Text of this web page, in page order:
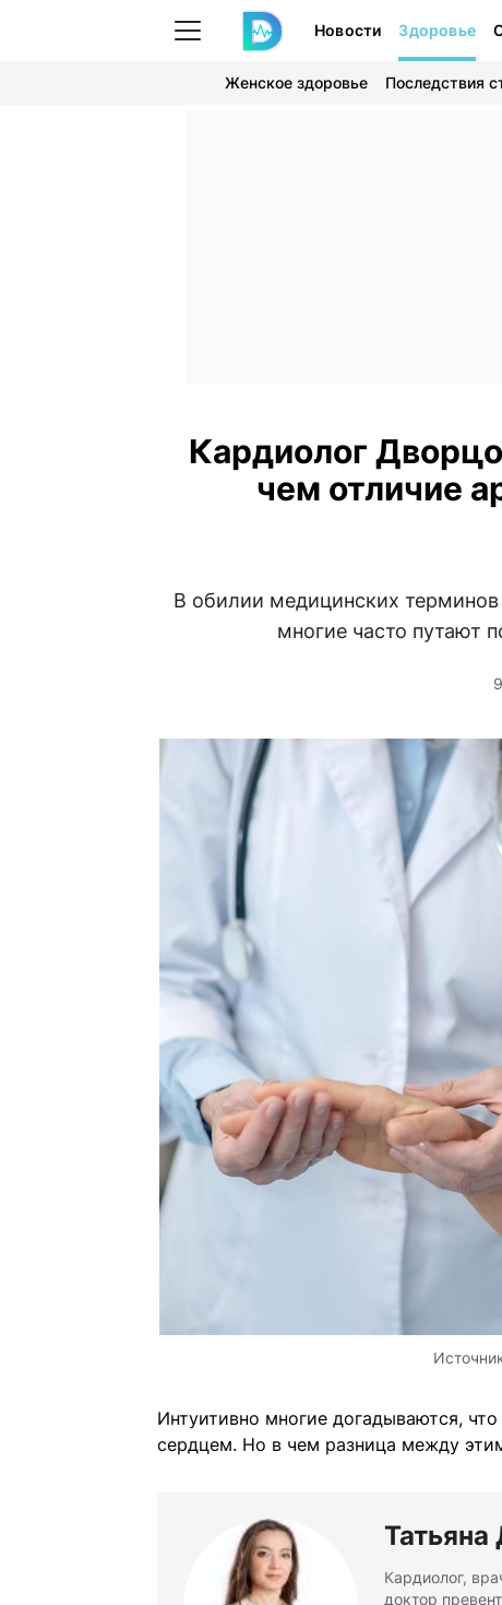
Новости Здоровье
Женское здоровье Последствия
Кардиолог
чем отличие
В обилии медицинских
многие часто путают
Интуитивно многие догадываются,
сердцем. Но в чем разница между
Кардиолог,
доктор